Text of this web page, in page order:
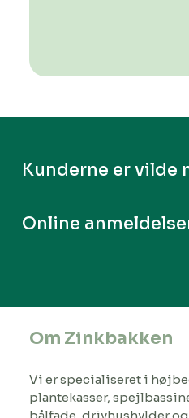
Kunderne er vilde
Online
Om Zinkbakken
Vi er specialiseret i
plantekasser,